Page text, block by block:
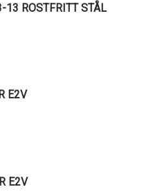
13 ROSTFRITT STÅL
E2V
E2V